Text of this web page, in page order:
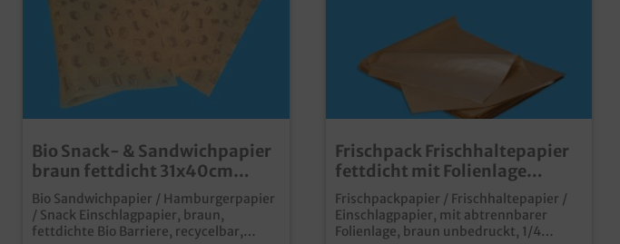
Bio Snack- & Sandwichpapier
braun fettdicht 31x40cm
1000St
Bio Sandwichpapier / Hamburgerpapier
/ Snack Einschlagpapier, braun,
fettdichte Bio Barriere, recycelbar,
Frischpack Frischhaltepapier
fettdicht mit Folienlage
unbedruckt braun 1/4
37x50cm 12,5kg
Frischpackpapier / Frischhaltepapier /
Einschlagpapier, mit abtrennbarer
Folienlage, braun unbedruckt, 1/4